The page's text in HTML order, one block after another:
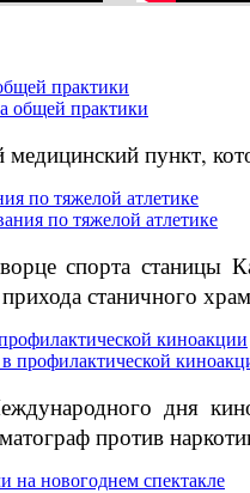
практики
пункт,
по тяжелой атлетике
спорта станицы
станичного
киноакции
дня
против
на новогоднем спектакле